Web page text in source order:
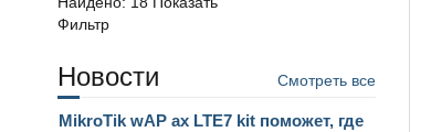
Фильтр
Новости Смотреть все
MikroTik wAP ax LTE7 kit поможет, где